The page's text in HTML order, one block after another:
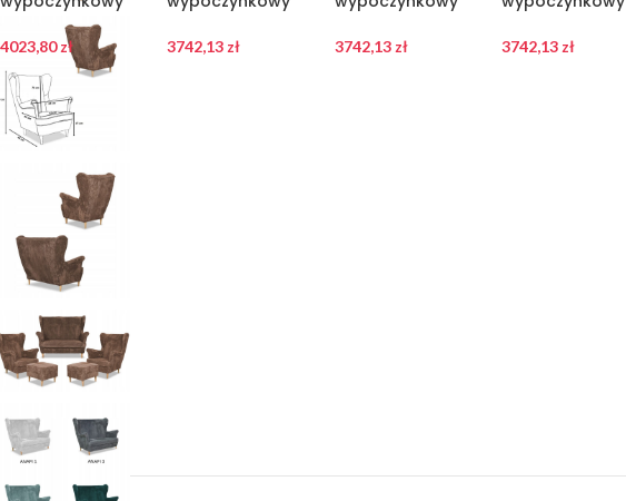
uszak Bonito
sofa fotele pufy
Family Meble
szary sztruk
4023,80zł
sofa fotele pufy
3742,13zł
sofa fotele pufy
3742,13zł
sofa fotele pufy
3742,13zł